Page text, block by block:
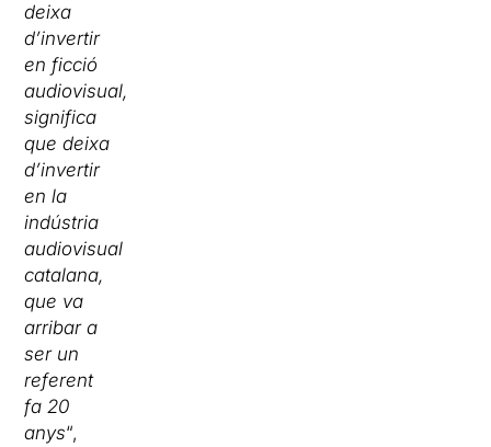
deixa
d’invertir
en ficció
audiovisual,
significa
que deixa
d’invertir
en la
indústria
audiovisual
catalana,
que va
arribar a
ser un
referent
fa 20
anys“,